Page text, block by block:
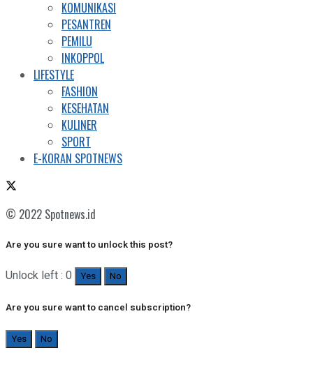
KOMUNIKASI
PESANTREN
PEMILU
INKOPPOL
LIFESTYLE
FASHION
KESEHATAN
KULINER
SPORT
E-KORAN SPOTNEWS
© 2022 Spotnews.id
Are you sure want to unlock this post?
Unlock left : 0 Yes No
Are you sure want to cancel subscription?
Yes No